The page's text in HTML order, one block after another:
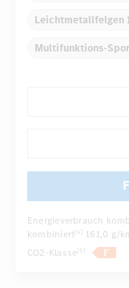
Leichtmetallfelgen
Multifunktions-
Energieverbrauch
kombiniert [5]
161,0 g/
CO2-Klasse [5]